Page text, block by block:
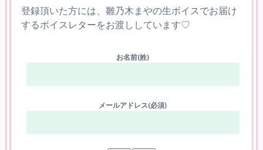
登録頂いた方には、雛乃木まやの生ボイスでお届け
するボイスレターをお渡ししています♡
お名前(姓)
メールアドレス(必須)